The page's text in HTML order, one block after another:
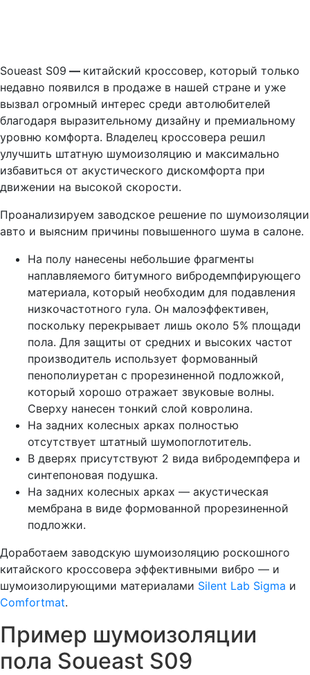
Soueast S09 — китайский кроссовер, который только
недавно появился в продаже в нашей стране и уже
вызвал огромный интерес среди автолюбителей
благодаря выразительному дизайну и премиальному
уровню комфорта. Владелец кроссовера решил
улучшить штатную шумоизоляцию и максимально
избавиться от акустического дискомфорта при
движении на высокой скорости.
Проанализируем заводское решение по шумоизоляции
авто и выясним причины повышенного шума в салоне.
На полу нанесены небольшие фрагменты
наплавляемого битумного вибродемпфирующего
материала, который необходим для подавления
низкочастотного гула. Он малоэффективен,
поскольку перекрывает лишь около 5% площади
пола. Для защиты от средних и высоких частот
производитель использует формованный
пенополиуретан с прорезиненной подложкой,
который хорошо отражает звуковые волны.
Сверху нанесен тонкий слой ковролина.
На задних колесных арках полностью
отсутствует штатный шумопоглотитель.
В дверях присутствуют 2 вида вибродемпфера и
синтепоновая подушка.
На задних колесных арках — акустическая
мембрана в виде формованной прорезиненной
подложки.
Доработаем заводскую шумоизоляцию роскошного
китайского кроссовера эффективными вибро — и
шумоизолирующими материалами Silent Lab Sigma и
Comfortmat.
Пример шумоизоляции
пола Soueast S09